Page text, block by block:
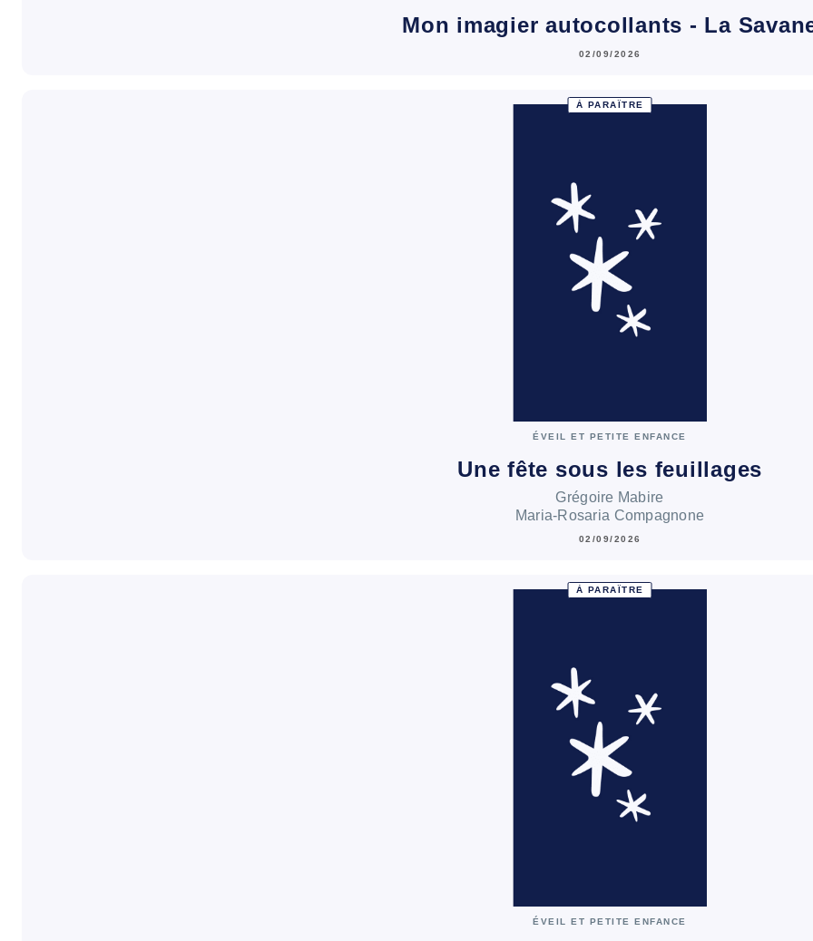
Mon imagier autocollants - La
02/09/2026
À PARAÎTRE
ÉVEIL ET PETITE ENFANCE
Une fête sous les feuillages
Grégoire Mabire
Maria-Rosaria Compagnone
02/09/2026
À PARAÎTRE
ÉVEIL ET PETITE ENFANCE